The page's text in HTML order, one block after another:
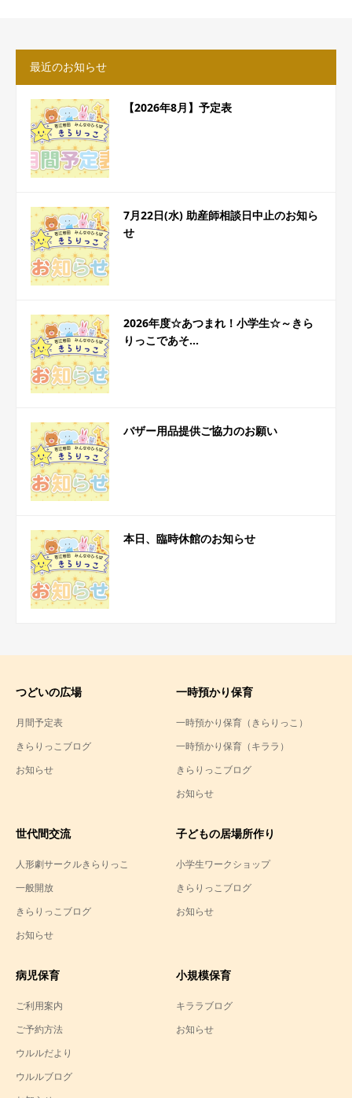
最近のお知らせ
【2026年8月】予定表
7月22日(水) 助産師相談日中止のお知ら
せ
2026年度☆あつまれ！小学生☆～きら
りっこであそ...
バザー用品提供ご協力のお願い
本日、臨時休館のお知らせ
つどいの広場
月間予定表
きらりっこブログ
お知らせ
一時預かり保育
一時預かり保育（きらりっこ）
一時預かり保育（キララ）
きらりっこブログ
お知らせ
世代間交流
人形劇サークルきらりっこ
一般開放
きらりっこブログ
お知らせ
子どもの居場所作り
小学生ワークショップ
きらりっこブログ
お知らせ
病児保育
ご利用案内
ご予約方法
ウルルだより
ウルルブログ
小規模保育
キララブログ
お知らせ